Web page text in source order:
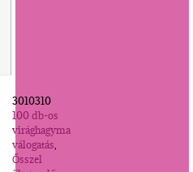
3010310
100 db-os
virághagyma
válogatás,
Ősszel